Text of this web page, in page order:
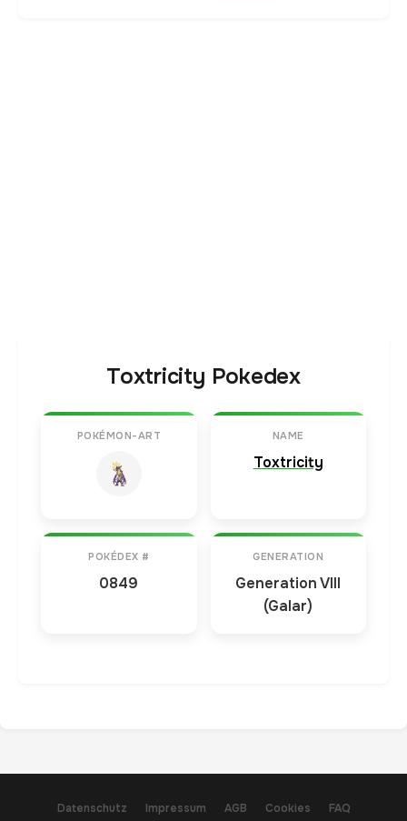
Toxtricity Pokedex
POKÉMON-ART NAME
Toxtricity
POKÉDEX #
0849
GENERATION
Generation VIII
(Galar)
Datenschutz Impressum AGB Cookies FAQ